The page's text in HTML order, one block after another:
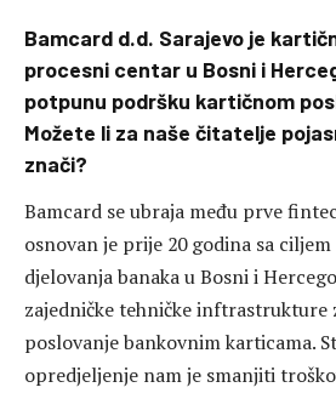
Bamcard d.d. Sarajevo je
procesni centar u Bosni i
potpunu podršku kartičnom
Možete li za naše čitatelje
znači?
Bamcard se ubraja među prve
osnovan je prije 20 godina sa
djelovanja banaka u Bosni i
zajedničke tehničke inftrastrukture
poslovanje bankovnim karticama.
opredjeljenje nam je smanjiti